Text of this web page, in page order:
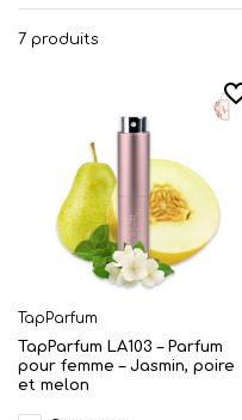
7 produits
TapParfum
TapParfum LA103 – Parfum
pour femme – Jasmin, poire
et melon